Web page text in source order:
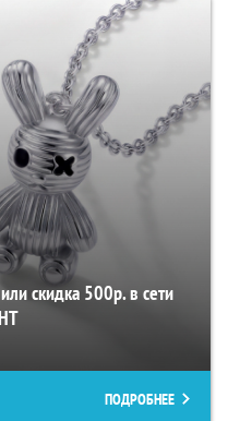
скидка 500р. в сети
ПОДРОБНЕЕ